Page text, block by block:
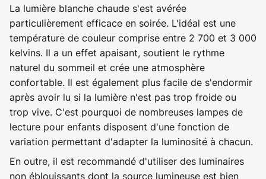
La lumière blanche chaude s'est avérée
particulièrement efficace en soirée. L'idéal est une
température de couleur comprise entre 2 700 et 3 000
kelvins. Il a un effet apaisant, soutient le rythme
naturel du sommeil et crée une atmosphère
confortable. Il est également plus facile de s'endormir
après avoir lu si la lumière n'est pas trop froide ou
trop vive. C'est pourquoi de nombreuses lampes de
lecture pour enfants disposent d'une fonction de
variation permettant d'adapter la luminosité à chacun.
En outre, il est recommandé d'utiliser des luminaires
non éblouissants dont la source lumineuse est bien